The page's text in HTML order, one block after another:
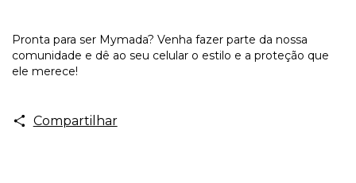
Pronta para ser Mymada? Venha fazer parte da nossa
comunidade e dê ao seu celular o estilo e a proteção que
ele merece!
Compartilhar